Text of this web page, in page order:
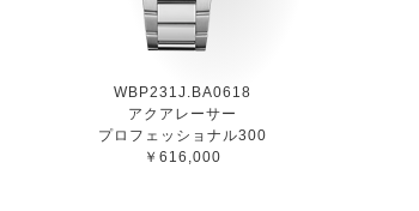
WBP231J.BA0618
アクアレーサー
プロフェッショナル300
￥616,000